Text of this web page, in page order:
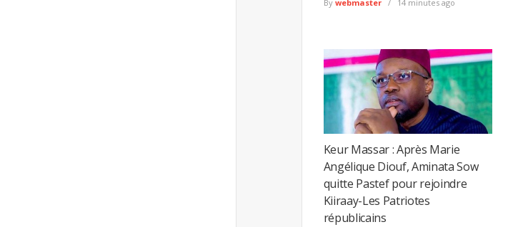
By webmaster 14 minutes ago
Keur Massar : Après Marie
Angélique Diouf, Aminata Sow
quitte Pastef pour rejoindre
Kiiraay-Les Patriotes
républicains